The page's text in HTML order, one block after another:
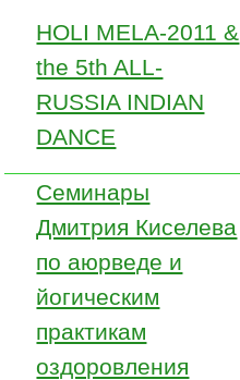
HOLI MELA-2011 &
the 5th ALL-
RUSSIA INDIAN
DANCE
Семинары
Дмитрия Киселева
по аюрведе и
йогическим
практикам
оздоровления